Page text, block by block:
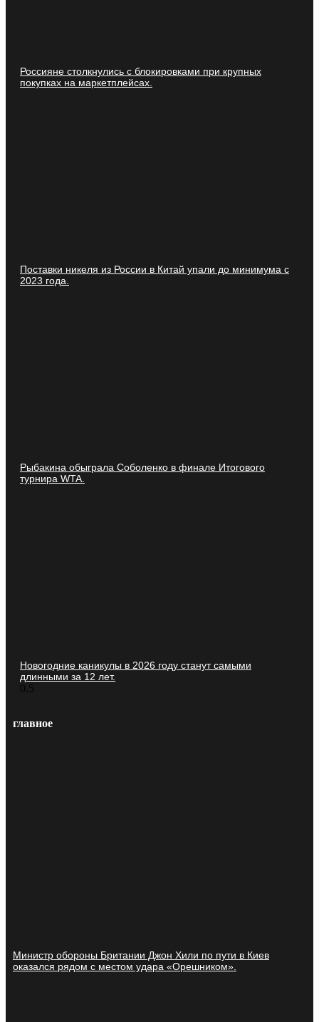
Россияне столкнулись с блокировками при крупных
покупках на маркетплейсах.
Поставки никеля из России в Китай упали до минимума с
2023 года.
Рыбакина обыграла Соболенко в финале Итогового
турнира WTA.
Новогодние каникулы в 2026 году станут самыми
длинными за 12 лет.
главное
Министр обороны Британии Джон Хили по пути в Киев
оказался рядом с местом удара «Орешником».